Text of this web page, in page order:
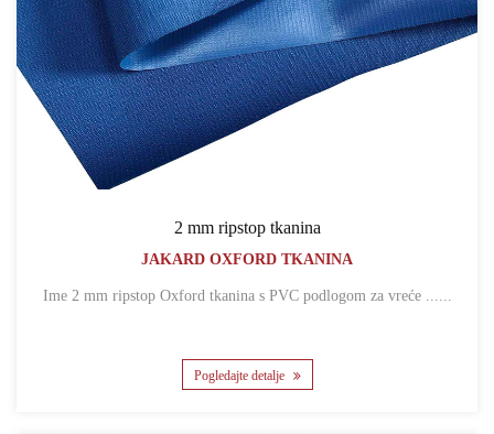
2 mm ripstop tkanina
JAKARD OXFORD TKANINA
Ime 2 mm ripstop Oxford tkanina s PVC podlogom za vreće ......
Pogledajte detalje